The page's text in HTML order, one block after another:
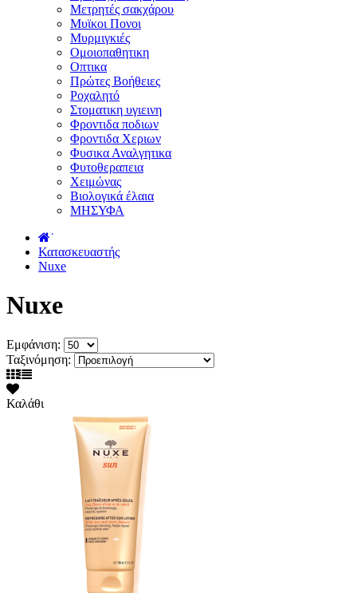
Μετρητές σακχάρου
Μυϊκοι Πονοι
Μυρμιγκιές
Ομοιοπαθητικη
Οπτικα
Πρώτες Βοήθειες
Ροχαλητό
Στοματικη υγιεινη
Φροντιδα ποδιων
Φροντιδα Χεριων
Φυσικα Αναλγητικα
Φυτοθεραπεια
Χειμώνας
Βιολογικά έλαια
ΜΗΣΥΦΑ
˙
Κατασκευαστής
Nuxe
Nuxe
Εμφάνιση:
Ταξινόμηση:
Καλάθι